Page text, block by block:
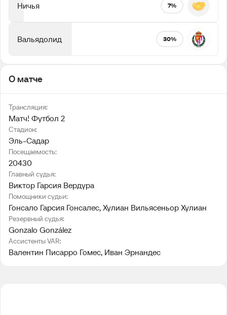
Ничья 7%
Вальядолид 30%
О матче
Трансляция:
Матч! Футбол 2
Стадион:
Эль-Садар
Посещаемость:
20430
Главный судья:
Виктор Гарсия Вердура
Помощники судьи:
Гонсало Гарсия Гонсалес, Хулиан Вильясеньор Хулиан
Резервный судья:
Gonzalo González
Ассистенты VAR:
Валентин Писарро Гомес, Иван Эрнандес